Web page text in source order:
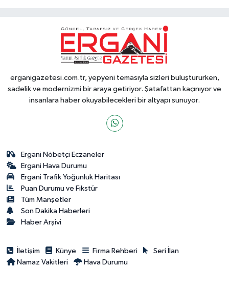
erganigazetesi.com.tr, yepyeni temasıyla sizleri buluştururken,
sadelik ve modernizmi bir araya getiriyor. Şatafattan kaçınıyor ve
insanlara haber okuyabilecekleri bir altyapı sunuyor.
Ergani Nöbetçi Eczaneler
Ergani Hava Durumu
Ergani Trafik Yoğunluk Haritası
Puan Durumu ve Fikstür
Tüm Manşetler
Son Dakika Haberleri
Haber Arşivi
İletişim Künye Firma Rehberi
Seri İlan
Namaz Vakitleri
Hava Durumu